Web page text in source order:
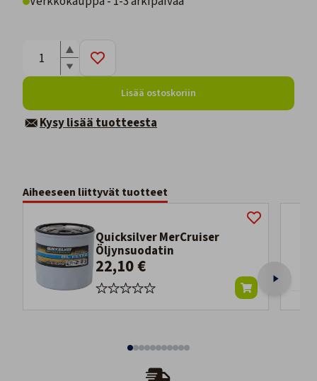
Lisää ostoskoriin
Kysy lisää tuotteesta
Aiheeseen liittyvät tuotteet
Quicksilver MerCruiser
Öljynsuodatin
22,10 €